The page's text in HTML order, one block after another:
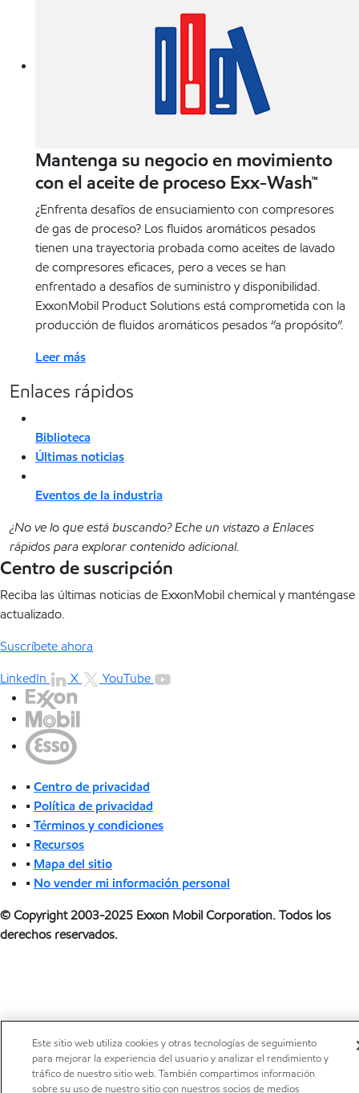
Mantenga su negocio en movimiento
con el aceite de proceso Exx-Wash™
¿Enfrenta desafíos de ensuciamiento con compresores
de gas de proceso? Los fluidos aromáticos pesados
tienen una trayectoria probada como aceites de lavado
de compresores eficaces, pero a veces se han
enfrentado a desafíos de suministro y disponibilidad.
ExxonMobil Product Solutions está comprometida con la
producción de fluidos aromáticos pesados “a propósito”.
Leer más
Enlaces rápidos
Biblioteca
Últimas noticias
Eventos de la industria
¿No ve lo que está buscando? Eche un vistazo a Enlaces
rápidos para explorar contenido adicional.
Centro de suscripción
Reciba las últimas noticias de ExxonMobil chemical y manténgase
actualizado.
Suscríbete ahora
LinkedIn
X YouTube
•Centro de privacidad
• Política de privacidad
•Términos y condiciones
• Recursos
• Mapa del sitio
• No vender mi información personal
© Copyright 2003-2025 Exxon Mobil Corporation. Todos los
derechos reservados.
Este sitio web utiliza cookies y otras tecnologías de seguimiento
para mejorar la experiencia del usuario y analizar el rendimiento y
tráfico de nuestro sitio web. También compartimos información
sobre su uso de nuestro sitio con nuestros socios de medios